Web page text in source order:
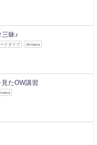
三昧♪
ークダイブ okinawa
たOW講習